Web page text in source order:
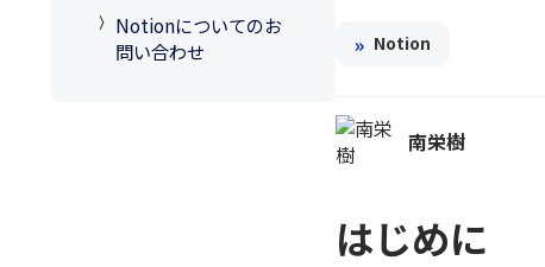
Notionについてのお
問い合わせ
» Notion
南栄樹
はじめに